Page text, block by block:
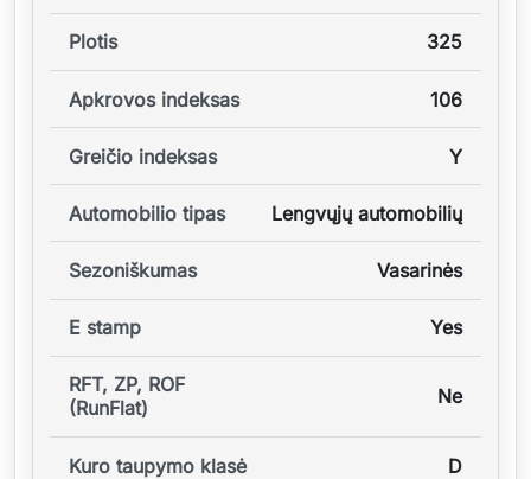
Plotis 325
Apkrovos indeksas 106
Greičio indeksas Y
Automobilio tipas Lengvųjų automobilių
Sezoniškumas Vasarinės
E stamp Yes
RFT, ZP, ROF
(RunFlat)
Ne
Kuro taupymo klasė D